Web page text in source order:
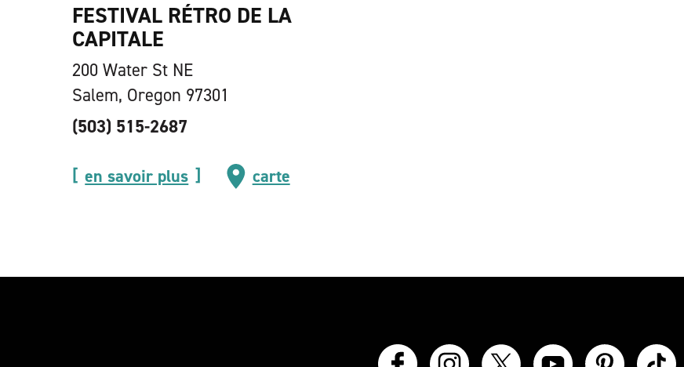
FESTIVAL RÉTRO DE LA
CAPITALE
200 Water St NE
Salem, Oregon 97301
(503) 515-2687
en savoir plus carte